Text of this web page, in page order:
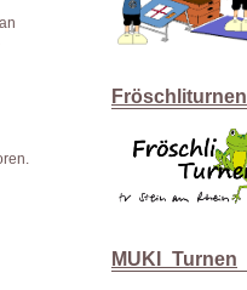
Fröschliturnen
MUKI_Turnen